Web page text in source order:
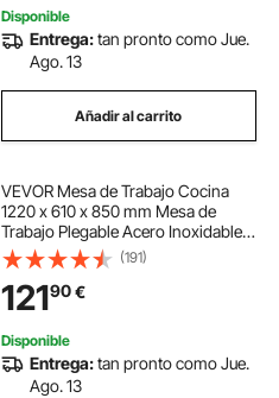
Disponible
Entrega:tan pronto como Jue.
Ago. 13
Añadir al carrito
VEVOR Mesa de Trabajo Cocina
1220 x 610 x 850 mm Mesa de
Trabajo Plegable Acero Inoxidable
Capacidad de 300 kg Mesa Acero
Inoxidable con Pies Ajustables para
Camping Cocina Comercial
Lavadero Garaje
(191)
12190€
Disponible
Entrega:tan pronto como Jue.
Ago. 13